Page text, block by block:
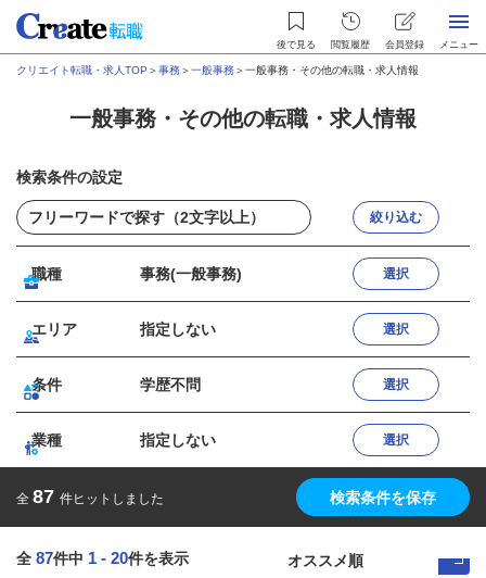
後で見る 閲覧履歴 会員登録 メニュー
クリエイト転職・求人TOP ＞事務＞一般事務＞一般事務・その他の転職・求人情報
一般事務・その他の転職・求人情報
検索条件の設定
絞り込む
職種 事務(一般事務) 選択
エリア 指定しない 選択
条件 学歴不問 選択
業種 指定しない 選択
全 87 件ヒットしました 検索条件を保存
全 87件中 1 - 20件を表示